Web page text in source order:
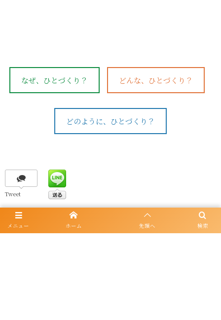
なぜ、ひとづくり？ どんな、ひとづくり？
どのように、ひとづくり？
Tweet
メニュー 検索
ホーム 先頭へ